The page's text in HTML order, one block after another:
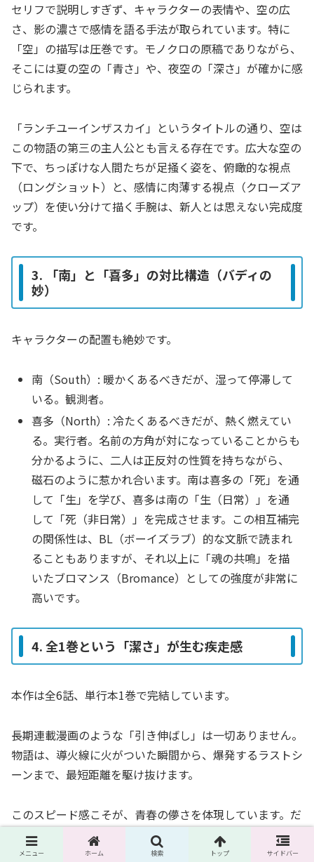
セリフで説明しすぎず、キャラクターの表情や、空の広
さ、影の濃さで感情を語る手法が取られています。特に
「空」の描写は圧巻です。モノクロの原稿でありながら、
そこには夏の空の「青さ」や、夜空の「深さ」が確かに感
じられます。
「ランチユーインザスカイ」というタイトルの通り、空は
この物語の第三の主人公とも言える存在です。広大な空の
下で、ちっぽけな人間たちが足掻く姿を、俯瞰的な視点
（ロングショット）と、感情に肉薄する視点（クローズア
ップ）を使い分けて描く手腕は、新人とは思えない完成度
です。
3. 「南」と「喜多」の対比構造（バディの
妙）
キャラクターの配置も絶妙です。
南（South）: 暖かくあるべきだが、湿って停滞して
いる。観測者。
喜多（North）: 冷たくあるべきだが、熱く燃えてい
る。実行者。名前の方角が対になっていることからも
分かるように、二人は正反対の性質を持ちながら、
磁石のように惹かれ合います。南は喜多の「死」を通
して「生」を学び、喜多は南の「生（日常）」を通
して「死（非日常）」を完成させます。この相互補完
の関係性は、BL（ボーイズラブ）的な文脈で読まれ
ることもありますが、それ以上に「魂の共鳴」を描
いたブロマンス（Bromance）としての強度が非常に
高いです。
4. 全1巻という「潔さ」が生む疾走感
本作は全6話、単行本1巻で完結しています。
長期連載漫画のような「引き伸ばし」は一切ありません。
物語は、導火線に火がついた瞬間から、爆発するラストシ
ーンまで、最短距離を駆け抜けます。
このスピード感こそが、青春の儚さを体現しています。だ
らだらと続く日常ではなく、一瞬で過ぎ去ってしまう夏。
読者は、彼らの時間を追体験するように、一気に読み切ら
メニュー ホーム 検索 トップ サイドバー